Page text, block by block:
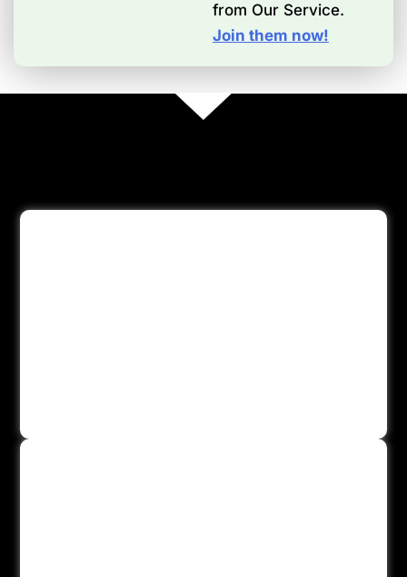
from Our Service.
Join them now!